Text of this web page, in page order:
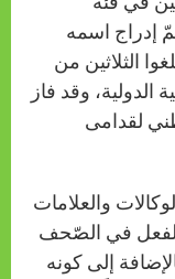
سنة 2024. كما وتمّ إدراج اسمه
الثلاثين من
وقد فاز
لقدامى
والعلامات
في الصّحف
إلى كونه